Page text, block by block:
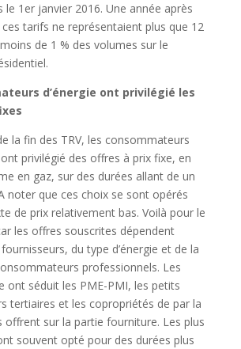
le 1er janvier 2016. Une année après
tarifs ne représentaient plus que 12
de 1 % des volumes sur le
d’énergie ont privilégié les
la fin des TRV, les consommateurs
privilégié des offres à prix fixe, en
en gaz, sur des durées allant de un
noter que ces choix se sont opérés
de prix relativement bas. Voilà pour le
les offres souscrites dépendent
du type d’énergie et de la
professionnels. Les
ont séduit les PME-PMI, les petits
tertiaires et les copropriétés de par la
offrent sur la partie fourniture. Les plus
souvent opté pour des durées plus